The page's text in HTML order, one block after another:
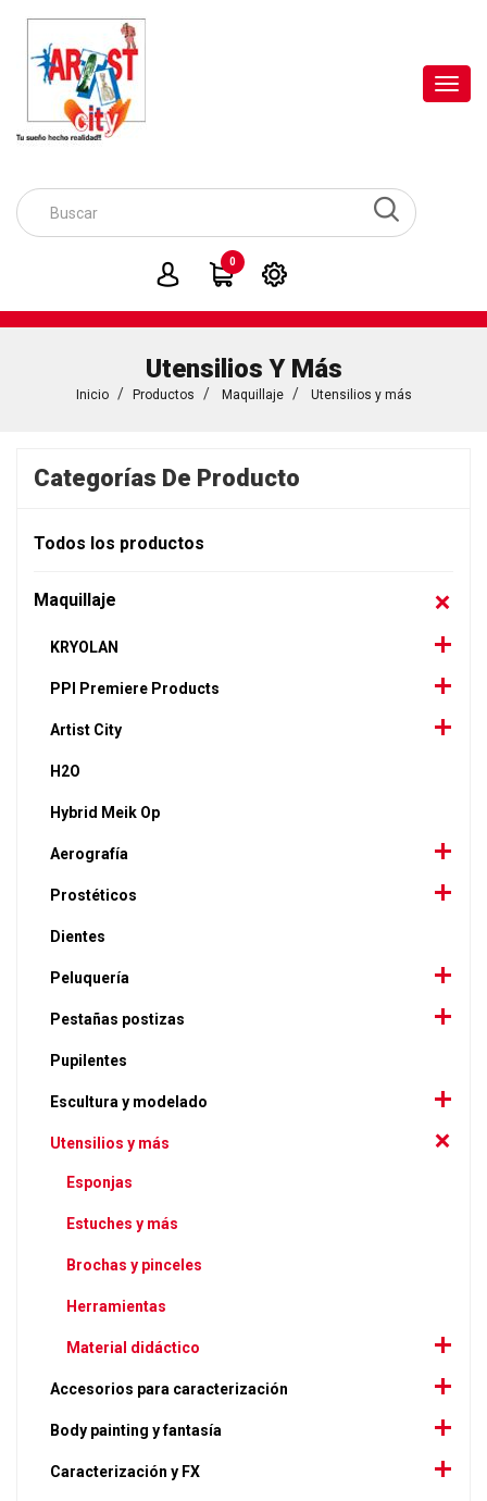
0
Utensilios Y Más
Inicio Productos Maquillaje Utensilios y más
Categorías De Producto
Todos los productos
Maquillaje
KRYOLAN
PPI Premiere Products
Artist City
H2O
Hybrid Meik Op
Aerografía
Prostéticos
Dientes
Peluquería
Pestañas postizas
Pupilentes
Escultura y modelado
Utensilios y más
Esponjas
Estuches y más
Brochas y pinceles
Herramientas
Material didáctico
Accesorios para caracterización
Body painting y fantasía
Caracterización y FX